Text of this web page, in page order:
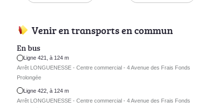
Venir en transports en commun
En bus
Ligne 421, à 124 m
Arrêt LONGUENESSE - Centre commercial - 4 Avenue des Frais Fonds
Prolongée
Ligne 422, à 124 m
Arrêt LONGUENESSE - Centre commercial - 4 Avenue des Frais Fonds